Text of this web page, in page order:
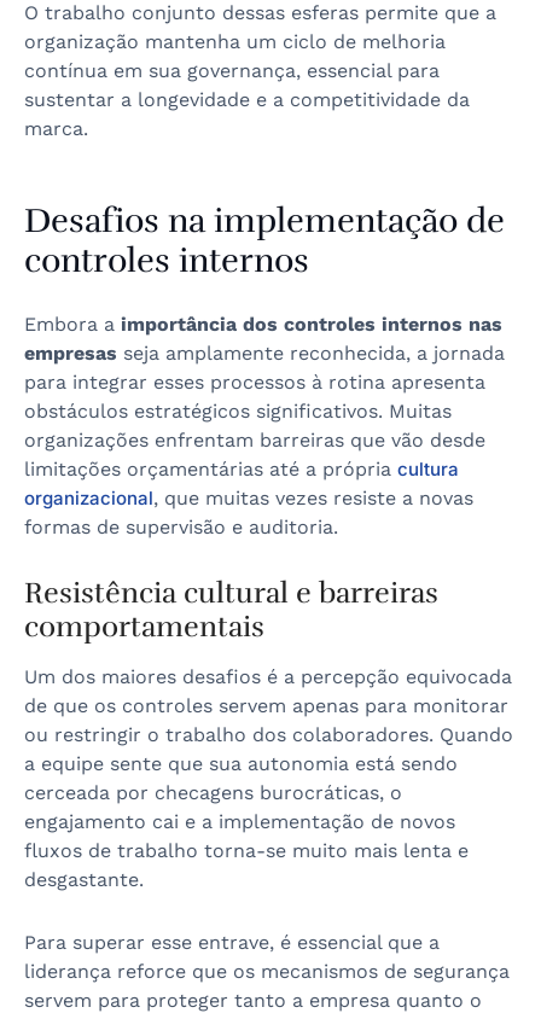
O trabalho conjunto dessas esferas permite que a
organização mantenha um ciclo de melhoria
contínua em sua governança, essencial para
sustentar a longevidade e a competitividade da
marca.
Desafios na implementação de
controles internos
Embora a importância dos controles internos nas
empresas seja amplamente reconhecida, a jornada
para integrar esses processos à rotina apresenta
obstáculos estratégicos significativos. Muitas
organizações enfrentam barreiras que vão desde
limitações orçamentárias até a própria cultura
organizacional, que muitas vezes resiste a novas
formas de supervisão e auditoria.
Resistência cultural e barreiras
comportamentais
Um dos maiores desafios é a percepção equivocada
de que os controles servem apenas para monitorar
ou restringir o trabalho dos colaboradores. Quando
a equipe sente que sua autonomia está sendo
cerceada por checagens burocráticas, o
engajamento cai e a implementação de novos
fluxos de trabalho torna-se muito mais lenta e
desgastante.
Para superar esse entrave, é essencial que a
liderança reforce que os mecanismos de segurança
servem para proteger tanto a empresa quanto o